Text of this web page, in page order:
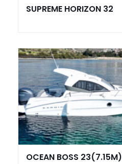
SUPREME HORIZON 32
OCEAN BOSS 23(7.15M)